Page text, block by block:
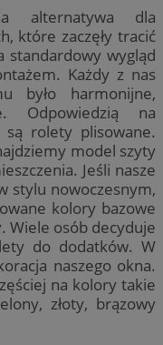
alternatywa dla
które zaczęły tracić
standardowy wygląd
Każdy z nas
było harmonijne,
Odpowiedzią na
rolety plisowane.
model szyty
Jeśli nasze
stylu nowoczesnym,
kolory bazowe
Wiele osób decyduje
do dodatków. W
naszego okna.
na kolory takie
złoty, brązowy